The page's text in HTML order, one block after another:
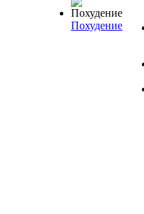
Похудение